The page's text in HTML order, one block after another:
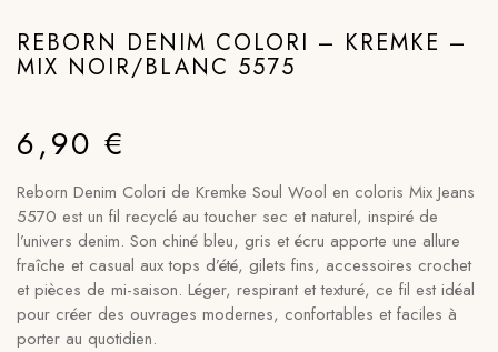
REBORN DENIM COLORI – KREMKE –
MIX NOIR/BLANC 5575
6,90 €
Reborn Denim Colori de Kremke Soul Wool en coloris Mix Jeans
5570 est un fil recyclé au toucher sec et naturel, inspiré de
l’univers denim. Son chiné bleu, gris et écru apporte une allure
fraîche et casual aux tops d’été, gilets fins, accessoires crochet
et pièces de mi-saison. Léger, respirant et texturé, ce fil est idéal
pour créer des ouvrages modernes, confortables et faciles à
porter au quotidien.